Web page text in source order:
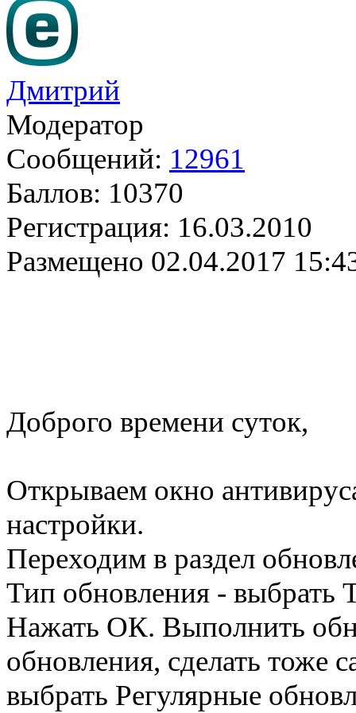
Дмитрий
Модератор
Сообщений: 12961
Баллов: 10370
Регистрация: 16.03.2010
Размещено 02.04.2017
Доброго времени суток,
Открываем окно
настройки.
Переходим в раздел
Тип обновления - выбрать
Нажать ОК. Выполнить
обновления, сделать тоже
выбрать Регулярные